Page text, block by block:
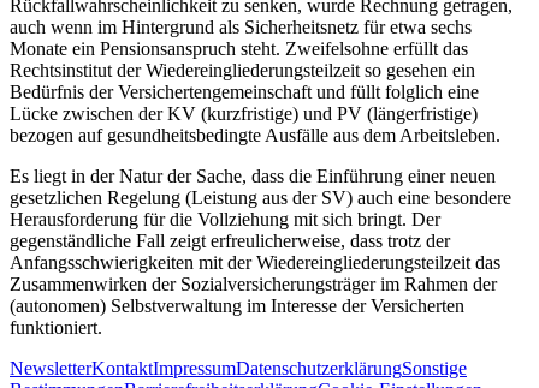
Rückfallwahrscheinlichkeit zu senken, wurde Rechnung getragen,
auch wenn im Hintergrund als Sicherheitsnetz für etwa sechs
Monate ein Pensionsanspruch steht. Zweifelsohne erfüllt das
Rechtsinstitut der Wiedereingliederungsteilzeit so gesehen ein
Bedürfnis der Versichertengemeinschaft und füllt folglich eine
Lücke zwischen der KV (kurzfristige) und PV (längerfristige)
bezogen auf gesundheitsbedingte Ausfälle aus dem Arbeitsleben.
Es liegt in der Natur der Sache, dass die Einführung einer neuen
gesetzlichen Regelung (Leistung aus der SV) auch eine besondere
Herausforderung für die Vollziehung mit sich bringt. Der
gegenständliche Fall zeigt erfreulicherweise, dass trotz der
Anfangsschwierigkeiten mit der Wiedereingliederungsteilzeit das
Zusammenwirken der Sozialversicherungsträger im Rahmen der
(autonomen) Selbstverwaltung im Interesse der Versicherten
funktioniert.
NewsletterKontaktImpressumDatenschutzerklärungSonstige